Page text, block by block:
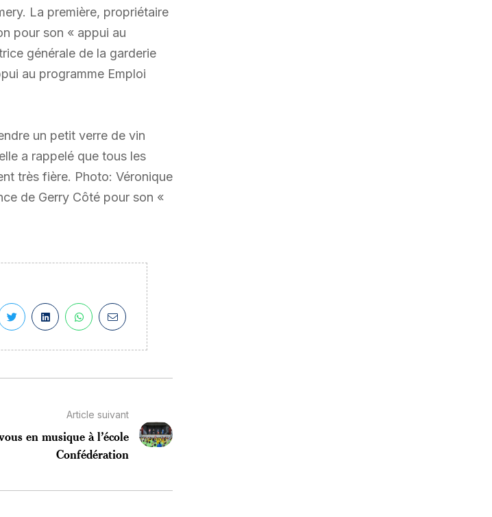
La première, propriétaire
pour son « appui au
générale de la garderie
au programme Emploi
un petit verre de vin
a rappelé que tous les
très fière. Photo: Véronique
de Gerry Côté pour son «
Article suivant
en musique à l’école
Confédération